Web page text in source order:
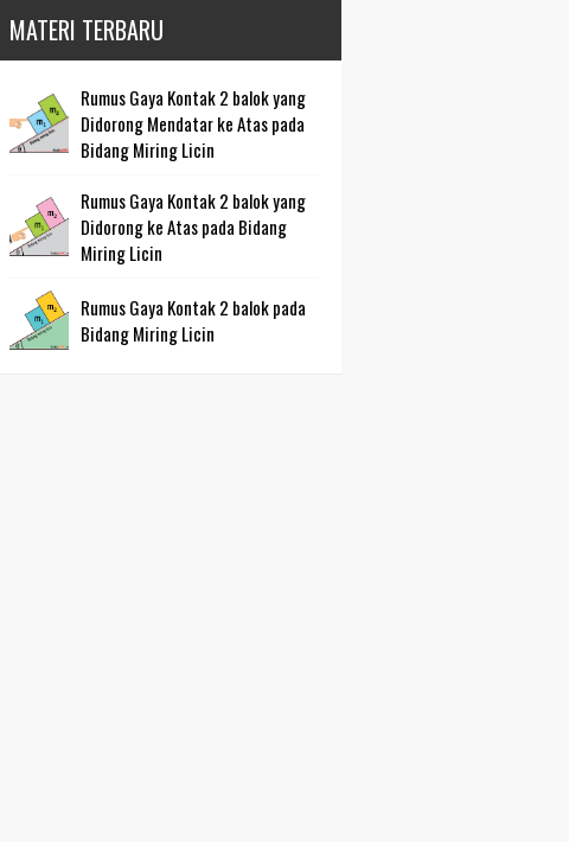
MATERI TERBARU
Rumus Gaya Kontak 2 balok yang
Didorong Mendatar ke Atas pada
Bidang Miring Licin
Rumus Gaya Kontak 2 balok yang
Didorong ke Atas pada Bidang
Miring Licin
Rumus Gaya Kontak 2 balok pada
Bidang Miring Licin